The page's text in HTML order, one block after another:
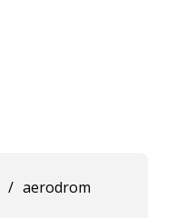
/ aerodrom